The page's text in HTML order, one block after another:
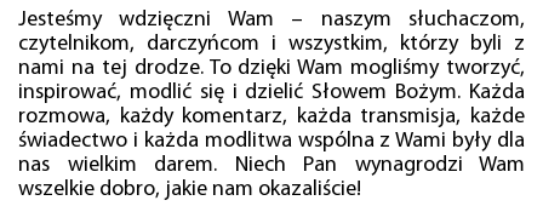
Jesteśmy wdzięczni Wam – naszym słuchaczom,
czytelnikom, darczyńcom i wszystkim, którzy byli z
nami na tej drodze. To dzięki Wam mogliśmy tworzyć,
inspirować, modlić się i dzielić Słowem Bożym. Każda
rozmowa, każdy komentarz, każda transmisja, każde
świadectwo i każda modlitwa wspólna z Wami były dla
nas wielkim darem. Niech Pan wynagrodzi Wam
wszelkie dobro, jakie nam okazaliście!